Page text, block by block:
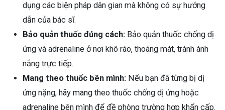
dụng các biện pháp dân gian mà không có sự hướng
dẫn của bác sĩ.
Bảo quản thuốc đúng cách: Bảo quản thuốc chống dị
ứng và adrenaline ở nơi khô ráo, thoáng mát, tránh ánh
nắng trực tiếp.
Mang theo thuốc bên mình: Nếu bạn đã từng bị dị
ứng nặng, hãy mang theo thuốc chống dị ứng hoặc
adrenaline bên mình để đề phòng trường hợp khẩn cấp.